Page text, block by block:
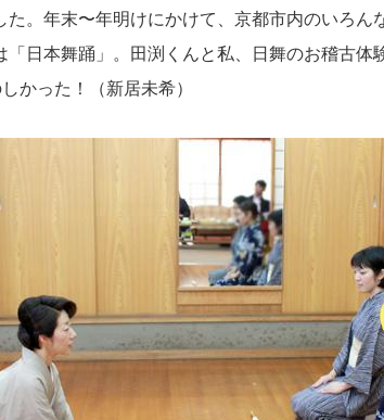
た。年末〜年明けにかけて、京都市内のいろん
「日本舞踊」。田渕くんと私、日舞のお稽古体
かった！（新居未希）